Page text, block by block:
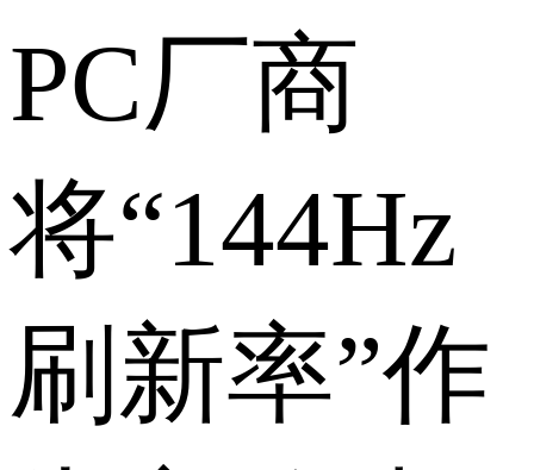
PC厂商
将“144Hz
刷新率”作